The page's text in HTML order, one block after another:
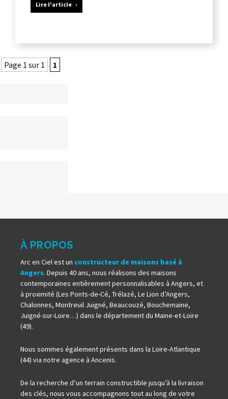
Lire l'article
Page 1 sur 1 1
À PROPOS
Arc en Ciel est un constructeur de maisons basé à
Angers. Depuis 40 ans, nous réalisons des maisons
contemporaines entièrement personnalisables à Angers, et
à proximité (Les Ponts-de-Cé, Trélazé, Le Lion d’Angers,
Chalonnes, Montreuil Juigné, Beaucouzé, Bouchemaine,
Juigné-sur-Loire…) dans le département du Maine-et-Loire
(49).
Nous sommes également présents dans la Loire-Atlantique
(44) via notre agence à Ancenis.
De la recherche d’un terrain constructible jusqu’à la livraison
des clés, nous vous accompagnons tout au long de votre